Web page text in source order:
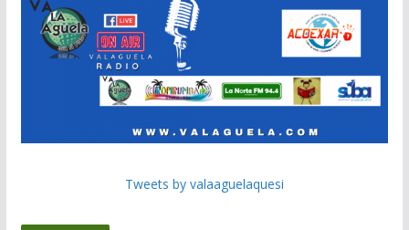
Tweets by valaaguelaquesi